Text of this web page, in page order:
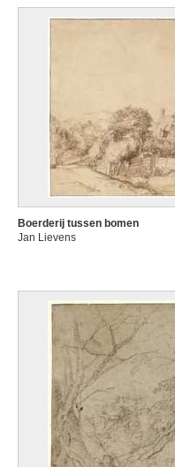
Boerderij tussen bomen
Jan Lievens